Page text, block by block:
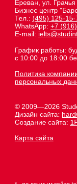
Ереван, ул.
Бизнес центр
Тел.: (495) 125-15-
WhatsApp: +7
E-mail:
График работы:
с 10:00 до 18:00
Политика
персональных
© 2009—2026
Дизайн сайта:
Создание сайта:
Карта сайта